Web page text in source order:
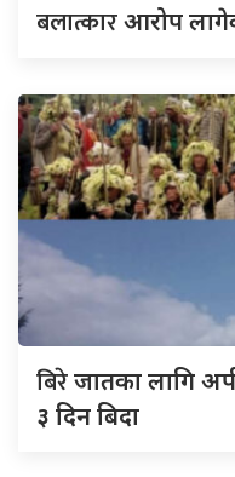
बलात्कारआरोप
बिरेजातका लागि
३ दिन बिदा